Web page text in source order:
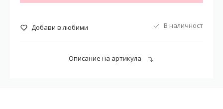
Добави в любими В наличност
Описание на артикула